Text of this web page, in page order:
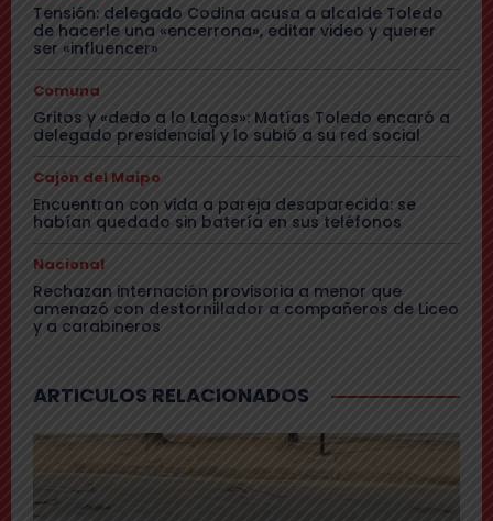
Tensión: delegado Codina acusa a alcalde Toledo
de hacerle una «encerrona», editar video y querer
ser «influencer»
Comuna
Gritos y «dedo a lo Lagos»: Matías Toledo encaró a
delegado presidencial y lo subió a su red social
Cajón del Maipo
Encuentran con vida a pareja desaparecida: se
habían quedado sin batería en sus teléfonos
Nacional
Rechazan internación provisoria a menor que
amenazó con destornillador a compañeros de Liceo
y a carabineros
ARTICULOS RELACIONADOS